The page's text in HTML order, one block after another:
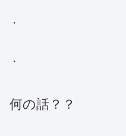
・
・
何の話？？